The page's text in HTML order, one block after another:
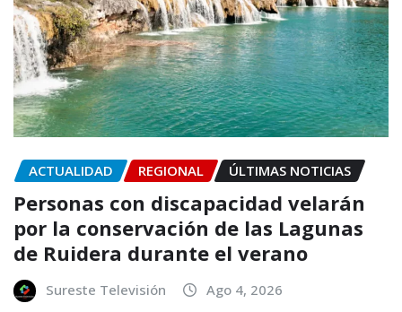
ACTUALIDAD REGIONAL ÚLTIMAS NOTICIAS
Personas con discapacidad velarán
por la conservación de las Lagunas
de Ruidera durante el verano
Sureste Televisión Ago 4, 2026